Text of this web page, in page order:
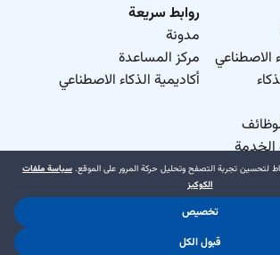
الاصطناعي
الخدمة
روابط سريعة
مدونة
مركز المساعدة
أكاديمية الذكاء الاصطناعي
سياسة الخصوصية
لتحسين تجربة التصفح وتحليل حركة المرور على الموقع. سياسة ملفات
الكوكيز
تخصيص
قبول الكل